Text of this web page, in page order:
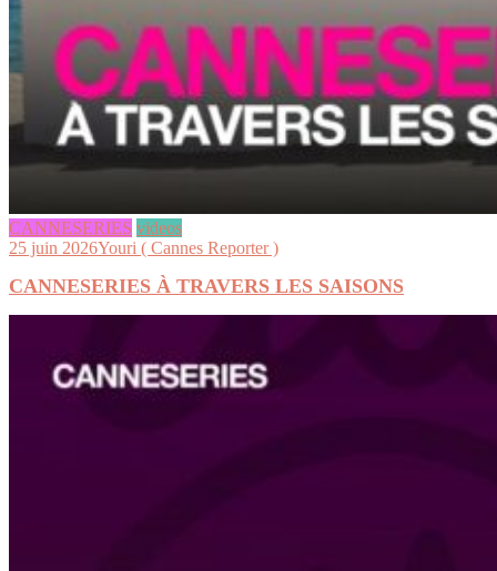
CANNESERIES videos
25 juin 2026Youri ( Cannes Reporter )
CANNESERIES À TRAVERS LES SAISONS